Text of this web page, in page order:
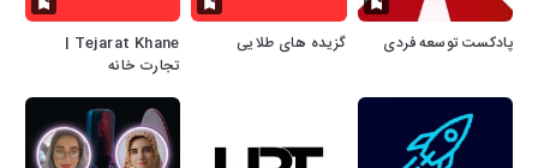
پادکست توسعه فردی گزیده های طلایی
Tejarat Khane |
تجارت خانه